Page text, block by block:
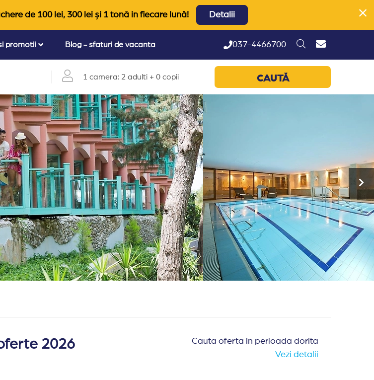
de 100 lei, 300 lei și 1 tonă in fiecare lună! Detalii
promotii Blog - sfaturi de vacanta 037-4466700
1 camera: 2 adulti + 0 copii CAUTĂ
2026
Cauta oferta in perioada dorita
Vezi detalii